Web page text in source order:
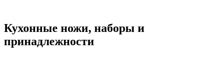
Кухонные ножи, наборы и
принадлежности